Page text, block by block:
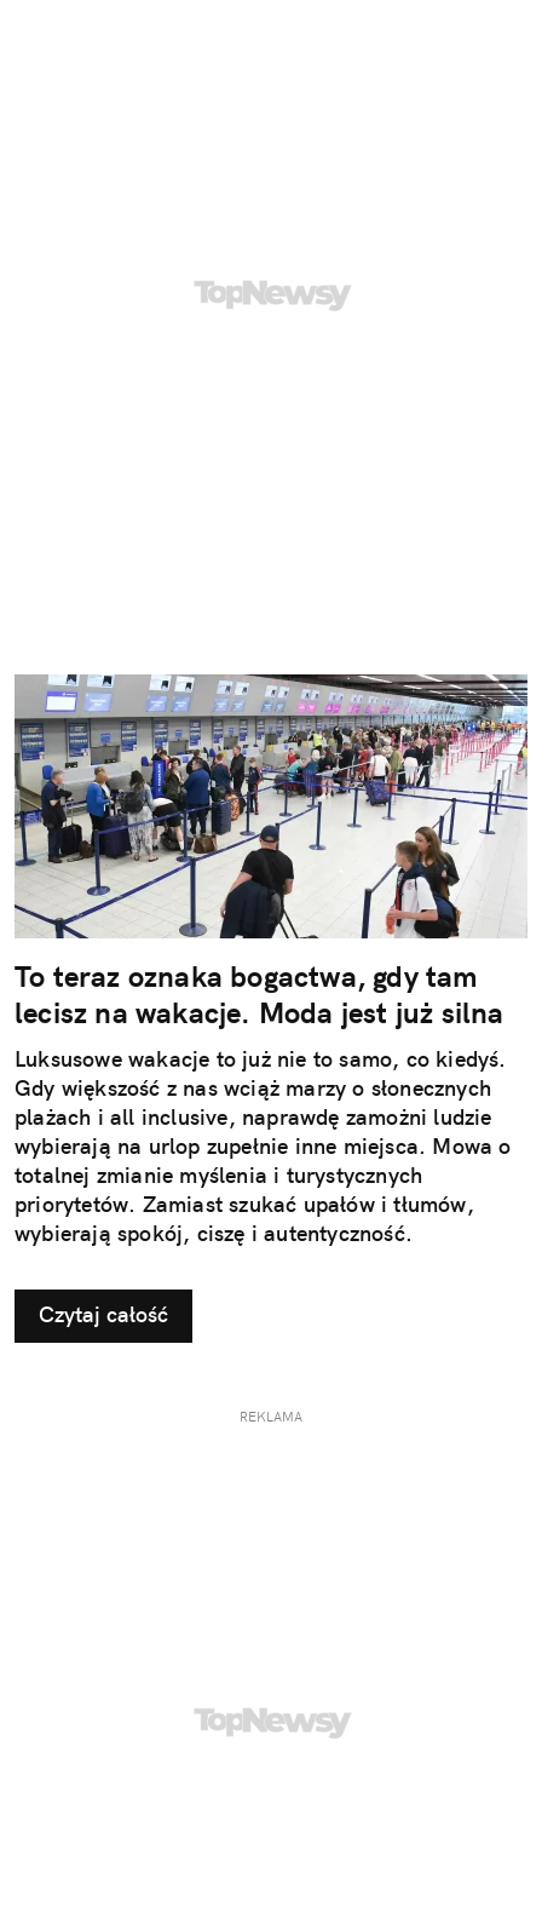
To teraz oznaka bogactwa, gdy tam
lecisz na wakacje. Moda jest już silna
Luksusowe wakacje to już nie to samo, co kiedyś.
Gdy większość z nas wciąż marzy o słonecznych
plażach i all inclusive, naprawdę zamożni ludzie
wybierają na urlop zupełnie inne miejsca. Mowa o
totalnej zmianie myślenia i turystycznych
priorytetów. Zamiast szukać upałów i tłumów,
wybierają spokój, ciszę i autentyczność.
Czytaj całość
REKLAMA